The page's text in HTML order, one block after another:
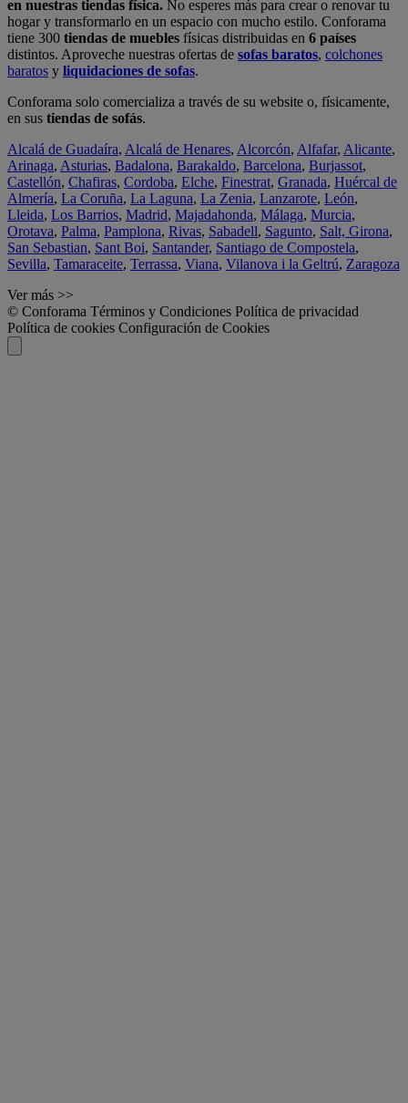
en nuestras tiendas física. No esperes más para crear o renovar tu
hogar y transformarlo en un espacio con mucho estilo. Conforama
tiene 300 tiendas de muebles físicas distribuidas en 6 países
distintos. Aproveche nuestras ofertas de sofas baratos, colchones
baratos y liquidaciones de sofas.
Conforama solo comercializa a través de su website o, físicamente,
en sus tiendas de sofás.
Alcalá de Guadaíra, Alcalá de Henares, Alcorcón, Alfafar, Alicante,
Arinaga, Asturias, Badalona, Barakaldo, Barcelona, Burjassot,
Castellón, Chafiras, Cordoba, Elche, Finestrat, Granada, Huércal de
Almería, La Coruña, La Laguna, La Zenia, Lanzarote, León,
Lleida, Los Barrios, Madrid, Majadahonda, Málaga, Murcia,
Orotava, Palma, Pamplona, Rivas, Sabadell, Sagunto, Salt, Girona,
San Sebastian, Sant Boi, Santander, Santiago de Compostela,
Sevilla, Tamaraceite, Terrassa, Viana, Vilanova i la Geltrú, Zaragoza
Ver más >>
© Conforama Términos y Condiciones Política de privacidad
Política de cookies Configuración de Cookies